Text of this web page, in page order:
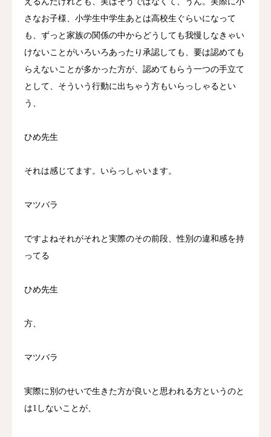
さなお子様、小学生中学生あとは高校生ぐらいになって
も、ずっと家族の関係の中からどうしても我慢しなきゃい
けないことがいろいろあったり承認しても、要は認めても
らえないことが多かった方が、認めてもらう一つの手立て
として、そういう行動に出ちゃう方もいらっしゃるとい
う、
ひめ先生
それは感じてます。いらっしゃいます。
マツバラ
ですよねそれがそれと実際のその前段、性別の違和感を持
ってる
ひめ先生
方、
マツバラ
実際に別のせいで生きた方が良いと思われる方というのと
は1しないことが、